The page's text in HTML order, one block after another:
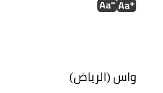
واس (الرياض)